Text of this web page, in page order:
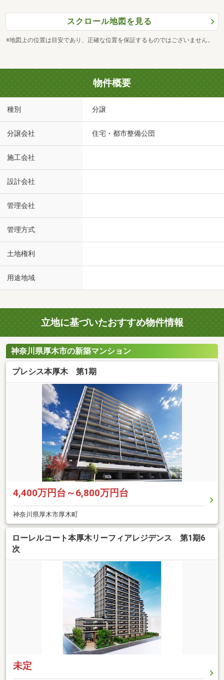
スクロール地図を見る
※地図上の位置は目安であり、正確な位置を保証するものではございません。
物件概要
種別 分譲
分譲会社 住宅・都市整備公団
施工会社
設計会社
管理会社
管理方式
土地権利
用途地域
立地に基づいたおすすめ物件情報
神奈川県厚木市の新築マンション
プレシス本厚木 第1期
4,400万円台～6,800万円台
神奈川県厚木市厚木町
ローレルコート本厚木リーフィアレジデンス 第1期6
次
未定